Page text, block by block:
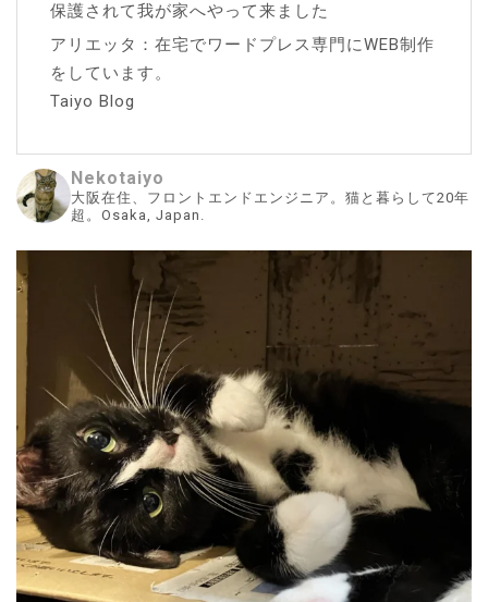
保護されて我が家へやって来ました
アリエッタ：在宅でワードプレス専門にWEB制作
をしています。
Taiyo Blog
Nekotaiyo
大阪在住、フロントエンドエンジニア。猫と暮らして20年
超。Osaka, Japan.